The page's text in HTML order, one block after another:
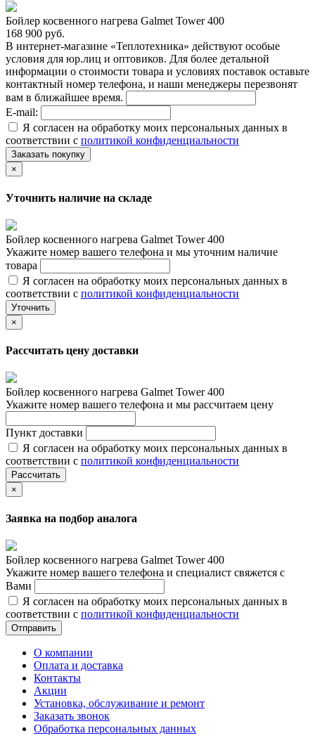
Бойлер косвенного нагрева Galmet Tower 400
168 900 руб.
В интернет-магазине «Теплотехника» действуют особые
условия для юр.лиц и оптовиков. Для более детальной
информации о стоимости товара и условиях поставок оставьте
контактный номер телефона, и наши менеджеры перезвонят
вам в ближайшее время.
E-mail:
Я согласен на обработку моих персональных данных в
соответствии с политикой конфиденциальности
Заказать покупку
×
Уточнить наличие на складе
Бойлер косвенного нагрева Galmet Tower 400
Укажите номер вашего телефона и мы уточним наличие
товара
Я согласен на обработку моих персональных данных в
соответствии с политикой конфиденциальности
Уточнить
×
Рассчитать цену доставки
Бойлер косвенного нагрева Galmet Tower 400
Укажите номер вашего телефона и мы рассчитаем цену
Пункт доставки
Я согласен на обработку моих персональных данных в
соответствии с политикой конфиденциальности
Рассчитать
×
Заявка на подбор аналога
Бойлер косвенного нагрева Galmet Tower 400
Укажите номер вашего телефона и специалист свяжется с
Вами
Я согласен на обработку моих персональных данных в
соответствии с политикой конфиденциальности
Отправить
О компании
Оплата и доставка
Контакты
Акции
Установка, обслуживание и ремонт
Заказать звонок
Обработка персональных данных